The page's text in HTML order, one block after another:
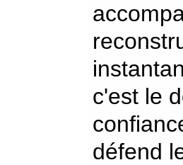
c'est le
défend